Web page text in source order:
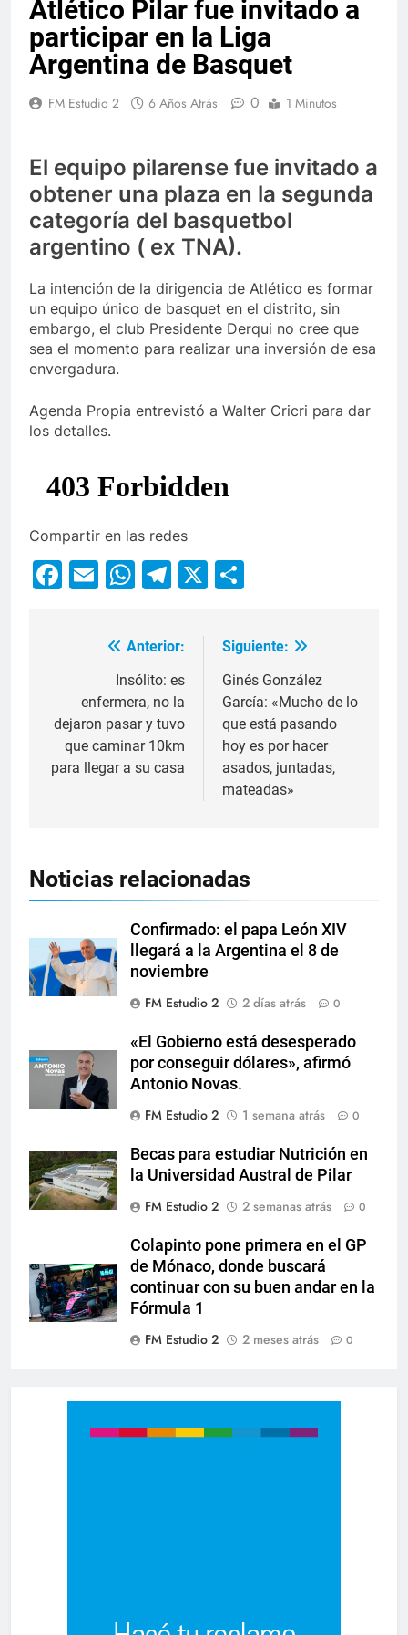
Atlético Pilar fue invitado a
participar en la Liga
Argentina de Basquet
FM Estudio 2 6 Años Atrás 0 1 Minutos
El equipo pilarense fue invitado a
obtener una plaza en la segunda
categoría del basquetbol
argentino ( ex TNA).
La intención de la dirigencia de Atlético es formar
un equipo único de basquet en el distrito, sin
embargo, el club Presidente Derqui no cree que
sea el momento para realizar una inversión de esa
envergadura.
Agenda Propia entrevistó a Walter Cricri para dar
los detalles.
Compartir en las redes
Facebook
EmailWhatsApp
Telegram
X
Anterior:
Insólito: es
enfermera, no la
dejaron pasar y tuvo
que caminar 10km
para llegar a su casa
Siguiente:
Ginés González
García: «Mucho de lo
que está pasando
hoy es por hacer
asados, juntadas,
mateadas»
Noticias relacionadas
Confirmado: el papa León XIV
llegará a la Argentina el 8 de
noviembre
FM Estudio 2
2 días atrás 0
«El Gobierno está desesperado
por conseguir dólares», afirmó
Antonio Novas.
FM Estudio 2
1 semana atrás 0
Becas para estudiar Nutrición en
la Universidad Austral de Pilar
FM Estudio 2
2 semanas atrás 0
Colapinto pone primera en el GP
de Mónaco, donde buscará
continuar con su buen andar en la
Fórmula 1
FM Estudio 2
2 meses atrás 0